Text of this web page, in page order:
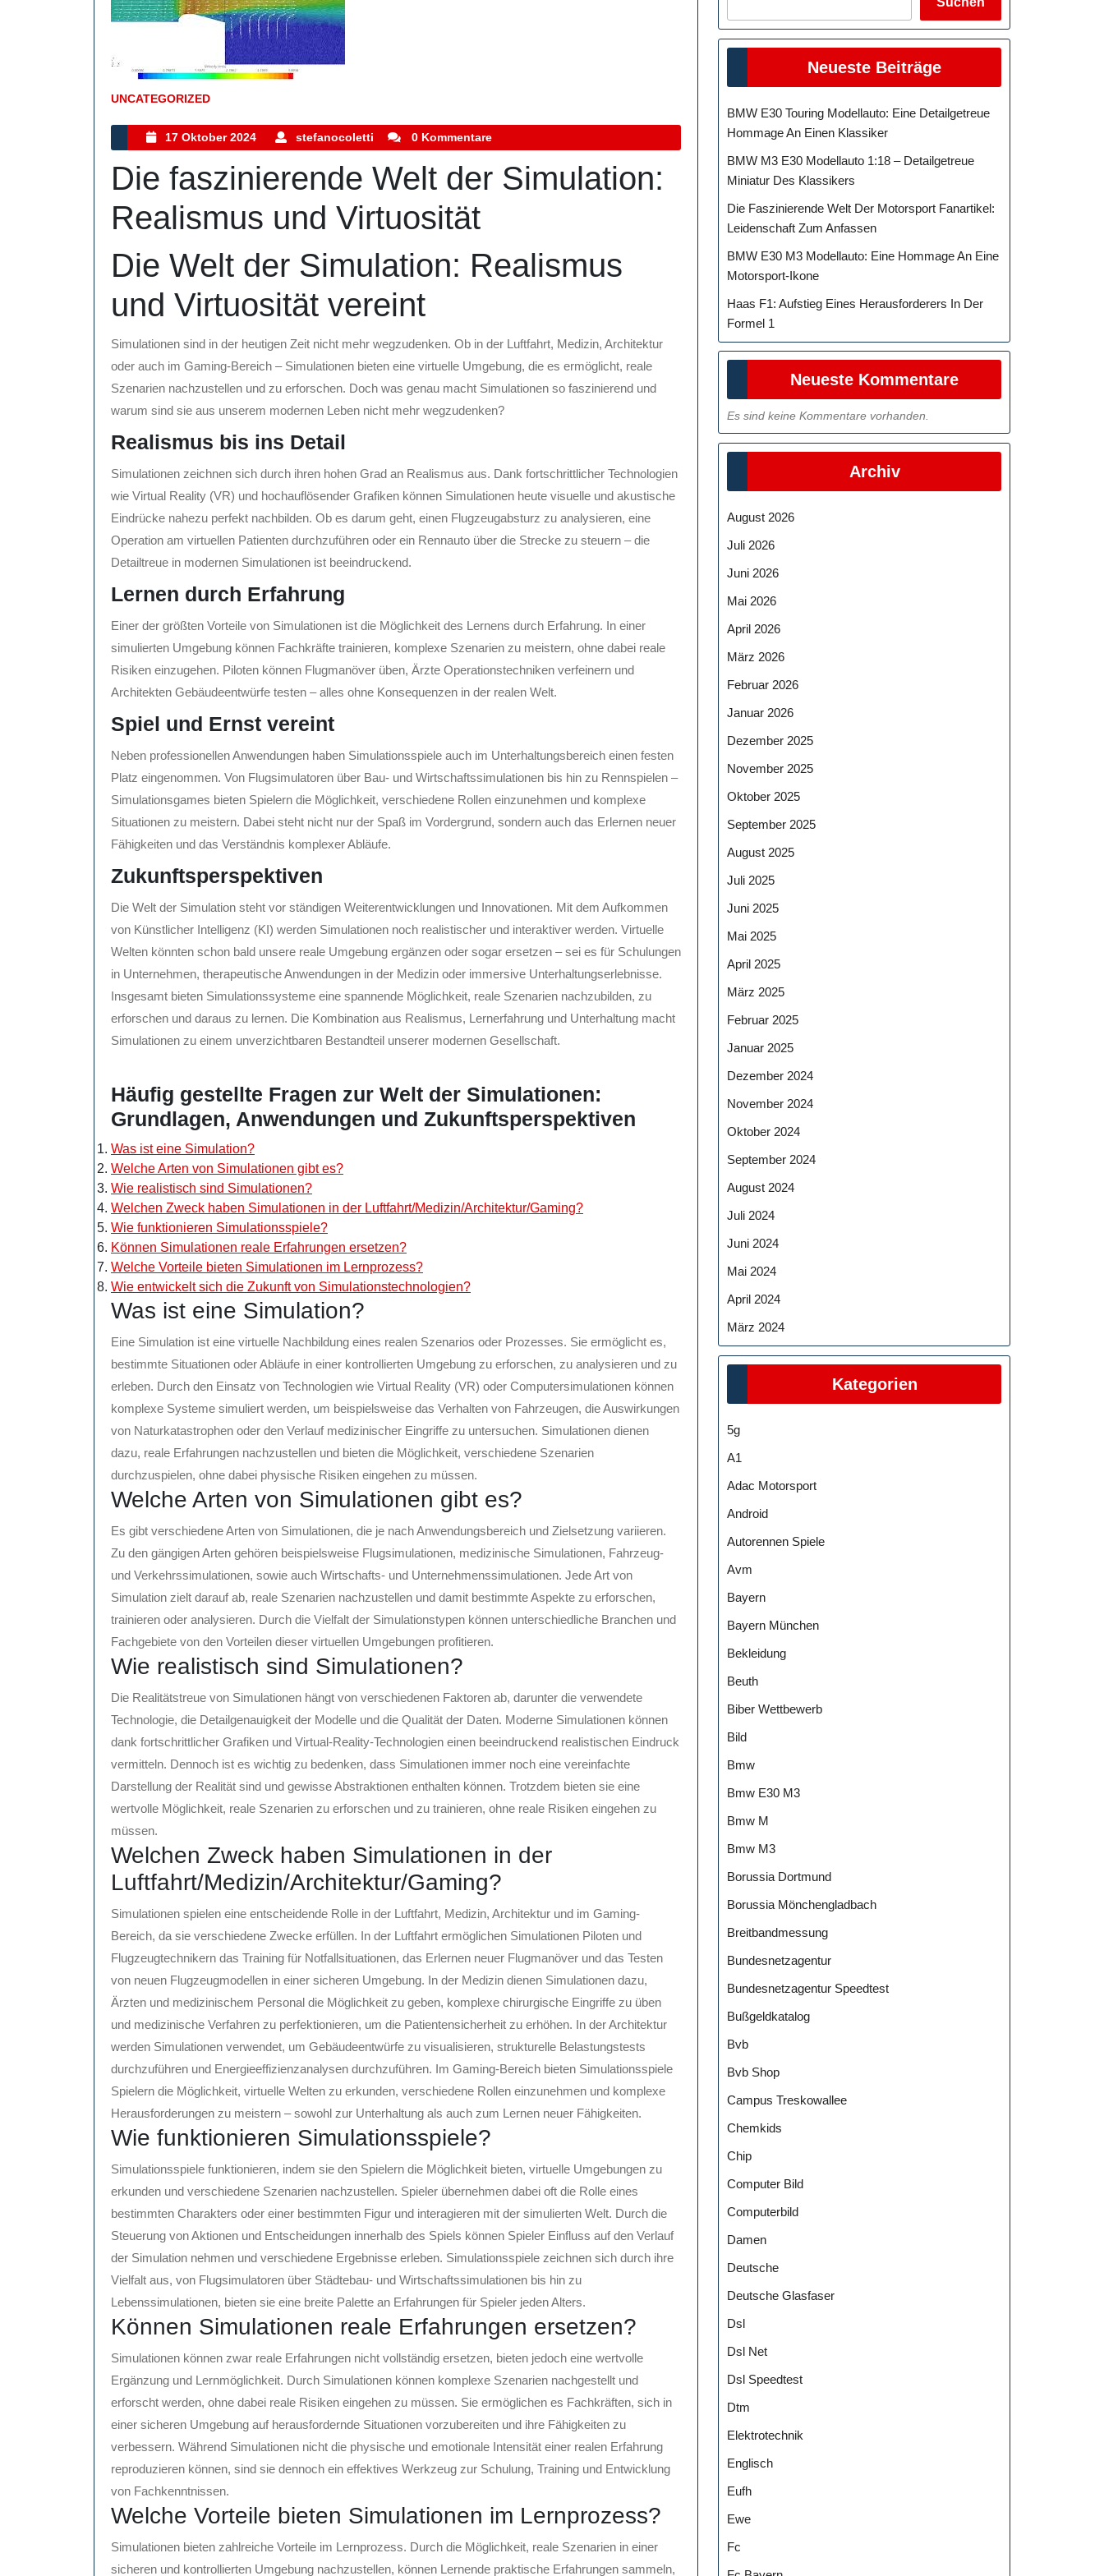
UNCATEGORIZED
Kategorie
17 Oktober 2024
17
Oktober
2024
stefanocoletti stefanocoletti
0 Kommentare
Die faszinierende Welt der Simulation:
Realismus und Virtuosität
Die Welt der Simulation: Realismus
und Virtuosität vereint
Simulationen sind in der heutigen Zeit nicht mehr wegzudenken. Ob in der Luftfahrt, Medizin, Architektur
oder auch im Gaming-Bereich – Simulationen bieten eine virtuelle Umgebung, die es ermöglicht, reale
Szenarien nachzustellen und zu erforschen. Doch was genau macht Simulationen so faszinierend und
warum sind sie aus unserem modernen Leben nicht mehr wegzudenken?
Realismus bis ins Detail
Simulationen zeichnen sich durch ihren hohen Grad an Realismus aus. Dank fortschrittlicher Technologien
wie Virtual Reality (VR) und hochauflösender Grafiken können Simulationen heute visuelle und akustische
Eindrücke nahezu perfekt nachbilden. Ob es darum geht, einen Flugzeugabsturz zu analysieren, eine
Operation am virtuellen Patienten durchzuführen oder ein Rennauto über die Strecke zu steuern – die
Detailtreue in modernen Simulationen ist beeindruckend.
Lernen durch Erfahrung
Einer der größten Vorteile von Simulationen ist die Möglichkeit des Lernens durch Erfahrung. In einer
simulierten Umgebung können Fachkräfte trainieren, komplexe Szenarien zu meistern, ohne dabei reale
Risiken einzugehen. Piloten können Flugmanöver üben, Ärzte Operationstechniken verfeinern und
Architekten Gebäudeentwürfe testen – alles ohne Konsequenzen in der realen Welt.
Spiel und Ernst vereint
Neben professionellen Anwendungen haben Simulationsspiele auch im Unterhaltungsbereich einen festen
Platz eingenommen. Von Flugsimulatoren über Bau- und Wirtschaftssimulationen bis hin zu Rennspielen –
Simulationsgames bieten Spielern die Möglichkeit, verschiedene Rollen einzunehmen und komplexe
Situationen zu meistern. Dabei steht nicht nur der Spaß im Vordergrund, sondern auch das Erlernen neuer
Fähigkeiten und das Verständnis komplexer Abläufe.
Zukunftsperspektiven
Die Welt der Simulation steht vor ständigen Weiterentwicklungen und Innovationen. Mit dem Aufkommen
von Künstlicher Intelligenz (KI) werden Simulationen noch realistischer und interaktiver werden. Virtuelle
Welten könnten schon bald unsere reale Umgebung ergänzen oder sogar ersetzen – sei es für Schulungen
in Unternehmen, therapeutische Anwendungen in der Medizin oder immersive Unterhaltungserlebnisse.
Insgesamt bieten Simulationssysteme eine spannende Möglichkeit, reale Szenarien nachzubilden, zu
erforschen und daraus zu lernen. Die Kombination aus Realismus, Lernerfahrung und Unterhaltung macht
Simulationen zu einem unverzichtbaren Bestandteil unserer modernen Gesellschaft.
Häufig gestellte Fragen zur Welt der Simulationen:
Grundlagen, Anwendungen und Zukunftsperspektiven
Was ist eine Simulation?
Welche Arten von Simulationen gibt es?
Wie realistisch sind Simulationen?
Welchen Zweck haben Simulationen in der Luftfahrt/Medizin/Architektur/Gaming?
Wie funktionieren Simulationsspiele?
Können Simulationen reale Erfahrungen ersetzen?
Welche Vorteile bieten Simulationen im Lernprozess?
Wie entwickelt sich die Zukunft von Simulationstechnologien?
Was ist eine Simulation?
Eine Simulation ist eine virtuelle Nachbildung eines realen Szenarios oder Prozesses. Sie ermöglicht es,
bestimmte Situationen oder Abläufe in einer kontrollierten Umgebung zu erforschen, zu analysieren und zu
erleben. Durch den Einsatz von Technologien wie Virtual Reality (VR) oder Computersimulationen können
komplexe Systeme simuliert werden, um beispielsweise das Verhalten von Fahrzeugen, die Auswirkungen
von Naturkatastrophen oder den Verlauf medizinischer Eingriffe zu untersuchen. Simulationen dienen
dazu, reale Erfahrungen nachzustellen und bieten die Möglichkeit, verschiedene Szenarien
durchzuspielen, ohne dabei physische Risiken eingehen zu müssen.
Welche Arten von Simulationen gibt es?
Es gibt verschiedene Arten von Simulationen, die je nach Anwendungsbereich und Zielsetzung variieren.
Zu den gängigen Arten gehören beispielsweise Flugsimulationen, medizinische Simulationen, Fahrzeug-
und Verkehrssimulationen, sowie auch Wirtschafts- und Unternehmenssimulationen. Jede Art von
Simulation zielt darauf ab, reale Szenarien nachzustellen und damit bestimmte Aspekte zu erforschen,
trainieren oder analysieren. Durch die Vielfalt der Simulationstypen können unterschiedliche Branchen und
Fachgebiete von den Vorteilen dieser virtuellen Umgebungen profitieren.
Wie realistisch sind Simulationen?
Die Realitätstreue von Simulationen hängt von verschiedenen Faktoren ab, darunter die verwendete
Technologie, die Detailgenauigkeit der Modelle und die Qualität der Daten. Moderne Simulationen können
dank fortschrittlicher Grafiken und Virtual-Reality-Technologien einen beeindruckend realistischen Eindruck
vermitteln. Dennoch ist es wichtig zu bedenken, dass Simulationen immer noch eine vereinfachte
Darstellung der Realität sind und gewisse Abstraktionen enthalten können. Trotzdem bieten sie eine
wertvolle Möglichkeit, reale Szenarien zu erforschen und zu trainieren, ohne reale Risiken eingehen zu
müssen.
Welchen Zweck haben Simulationen in der
Luftfahrt/Medizin/Architektur/Gaming?
Simulationen spielen eine entscheidende Rolle in der Luftfahrt, Medizin, Architektur und im Gaming-
Bereich, da sie verschiedene Zwecke erfüllen. In der Luftfahrt ermöglichen Simulationen Piloten und
Flugzeugtechnikern das Training für Notfallsituationen, das Erlernen neuer Flugmanöver und das Testen
von neuen Flugzeugmodellen in einer sicheren Umgebung. In der Medizin dienen Simulationen dazu,
Ärzten und medizinischem Personal die Möglichkeit zu geben, komplexe chirurgische Eingriffe zu üben
und medizinische Verfahren zu perfektionieren, um die Patientensicherheit zu erhöhen. In der Architektur
werden Simulationen verwendet, um Gebäudeentwürfe zu visualisieren, strukturelle Belastungstests
durchzuführen und Energieeffizienzanalysen durchzuführen. Im Gaming-Bereich bieten Simulationsspiele
Spielern die Möglichkeit, virtuelle Welten zu erkunden, verschiedene Rollen einzunehmen und komplexe
Herausforderungen zu meistern – sowohl zur Unterhaltung als auch zum Lernen neuer Fähigkeiten.
Wie funktionieren Simulationsspiele?
Simulationsspiele funktionieren, indem sie den Spielern die Möglichkeit bieten, virtuelle Umgebungen zu
erkunden und verschiedene Szenarien nachzustellen. Spieler übernehmen dabei oft die Rolle eines
bestimmten Charakters oder einer bestimmten Figur und interagieren mit der simulierten Welt. Durch die
Steuerung von Aktionen und Entscheidungen innerhalb des Spiels können Spieler Einfluss auf den Verlauf
der Simulation nehmen und verschiedene Ergebnisse erleben. Simulationsspiele zeichnen sich durch ihre
Vielfalt aus, von Flugsimulatoren über Städtebau- und Wirtschaftssimulationen bis hin zu
Lebenssimulationen, bieten sie eine breite Palette an Erfahrungen für Spieler jeden Alters.
Können Simulationen reale Erfahrungen ersetzen?
Simulationen können zwar reale Erfahrungen nicht vollständig ersetzen, bieten jedoch eine wertvolle
Ergänzung und Lernmöglichkeit. Durch Simulationen können komplexe Szenarien nachgestellt und
erforscht werden, ohne dabei reale Risiken eingehen zu müssen. Sie ermöglichen es Fachkräften, sich in
einer sicheren Umgebung auf herausfordernde Situationen vorzubereiten und ihre Fähigkeiten zu
verbessern. Während Simulationen nicht die physische und emotionale Intensität einer realen Erfahrung
reproduzieren können, sind sie dennoch ein effektives Werkzeug zur Schulung, Training und Entwicklung
von Fachkenntnissen.
Welche Vorteile bieten Simulationen im Lernprozess?
Simulationen bieten zahlreiche Vorteile im Lernprozess. Durch die Möglichkeit, reale Szenarien in einer
sicheren und kontrollierten Umgebung nachzustellen, können Lernende praktische Erfahrungen sammeln,
Neueste Beiträge
BMW E30 Touring Modellauto: Eine Detailgetreue
Hommage An Einen Klassiker
BMW M3 E30 Modellauto 1:18 – Detailgetreue
Miniatur Des Klassikers
Die Faszinierende Welt Der Motorsport Fanartikel:
Leidenschaft Zum Anfassen
BMW E30 M3 Modellauto: Eine Hommage An Eine
Motorsport-Ikone
Haas F1: Aufstieg Eines Herausforderers In Der
Formel 1
Neueste Kommentare
Es sind keine Kommentare vorhanden.
Archiv
August 2026
Juli 2026
Juni 2026
Mai 2026
April 2026
März 2026
Februar 2026
Januar 2026
Dezember 2025
November 2025
Oktober 2025
September 2025
August 2025
Juli 2025
Juni 2025
Mai 2025
April 2025
März 2025
Februar 2025
Januar 2025
Dezember 2024
November 2024
Oktober 2024
September 2024
August 2024
Juli 2024
Juni 2024
Mai 2024
April 2024
März 2024
Kategorien
5g
A1
Adac Motorsport
Android
Autorennen Spiele
Avm
Bayern
Bayern München
Bekleidung
Beuth
Biber Wettbewerb
Bild
Bmw
Bmw E30 M3
Bmw M
Bmw M3
Borussia Dortmund
Borussia Mönchengladbach
Breitbandmessung
Bundesnetzagentur
Bundesnetzagentur Speedtest
Bußgeldkatalog
Bvb
Bvb Shop
Campus Treskowallee
Chemkids
Chip
Computer Bild
Computerbild
Damen
Deutsche
Deutsche Glasfaser
Dsl
Dsl Net
Dsl Speedtest
Dtm
Elektrotechnik
Englisch
Eufh
Ewe
Fc